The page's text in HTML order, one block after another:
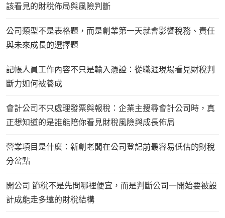
該看見的財稅佈局與風險判斷
公司類型不是表格題，而是創業第一天就會影響稅務、責任
與未來成長的選擇題
記帳人員工作內容不只是輸入憑證：從職涯現場看見財稅判
斷力如何被養成
會計公司不只處理發票與報稅：企業主搜尋會計公司時，真
正想知道的是誰能陪你看見財稅風險與成長佈局
營業項目是什麼：新創老闆在公司登記前最容易低估的財稅
分岔點
開公司 節稅不是先問哪裡便宜，而是判斷公司一開始要被設
計成能走多遠的財稅結構